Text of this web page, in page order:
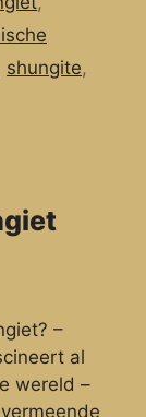
shungite,
–
al
wereld –